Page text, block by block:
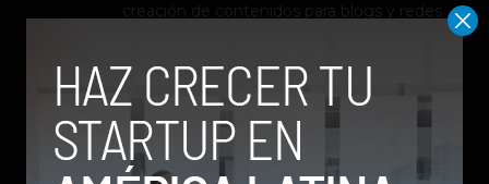
creación de contenidos para blogs y redes
Relacionados